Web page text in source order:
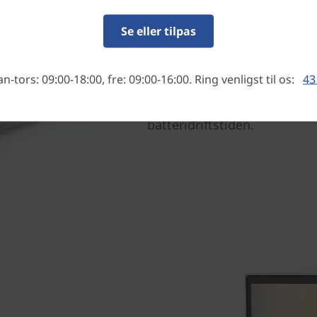
Robust og kraftfuld
Vi har fundet noget af det
så vi kunne udstyre Yoga
strømforbrug. Resultatet?
hvor der ikke er gået på
batteridriftstiden.
Se eller tilpas
tors: 09:00-18:00, fre: 09:00-16:00. Ring venligst til os: